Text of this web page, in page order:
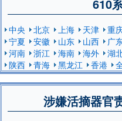
610
中央 北京 上海 天津 重
宁夏
安徽 山东 山西 广
河南
浙江 海南 海外 湖
陕西
青海 黑龙江 香港
涉嫌活摘器官